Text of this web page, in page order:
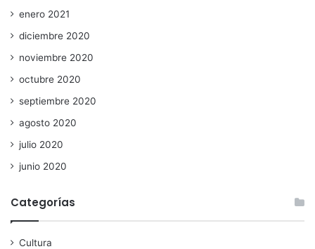
enero 2021
diciembre 2020
noviembre 2020
octubre 2020
septiembre 2020
agosto 2020
julio 2020
junio 2020
Categorías
Cultura